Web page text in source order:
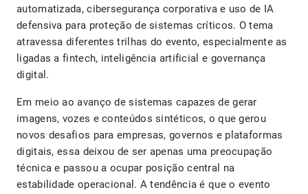
automatizada, cibersegurança corporativa e uso de IA
defensiva para proteção de sistemas críticos. O tema
atravessa diferentes trilhas do evento, especialmente as
ligadas a fintech, inteligência artificial e governança
digital.
Em meio ao avanço de sistemas capazes de gerar
imagens, vozes e conteúdos sintéticos, o que gerou
novos desafios para empresas, governos e plataformas
digitais, essa deixou de ser apenas uma preocupação
técnica e passou a ocupar posição central na
estabilidade operacional. A tendência é que o evento